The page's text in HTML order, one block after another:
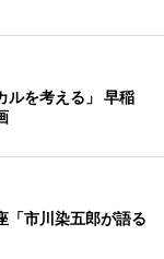
ルを考える」 早稲
「市川染五郎が語る